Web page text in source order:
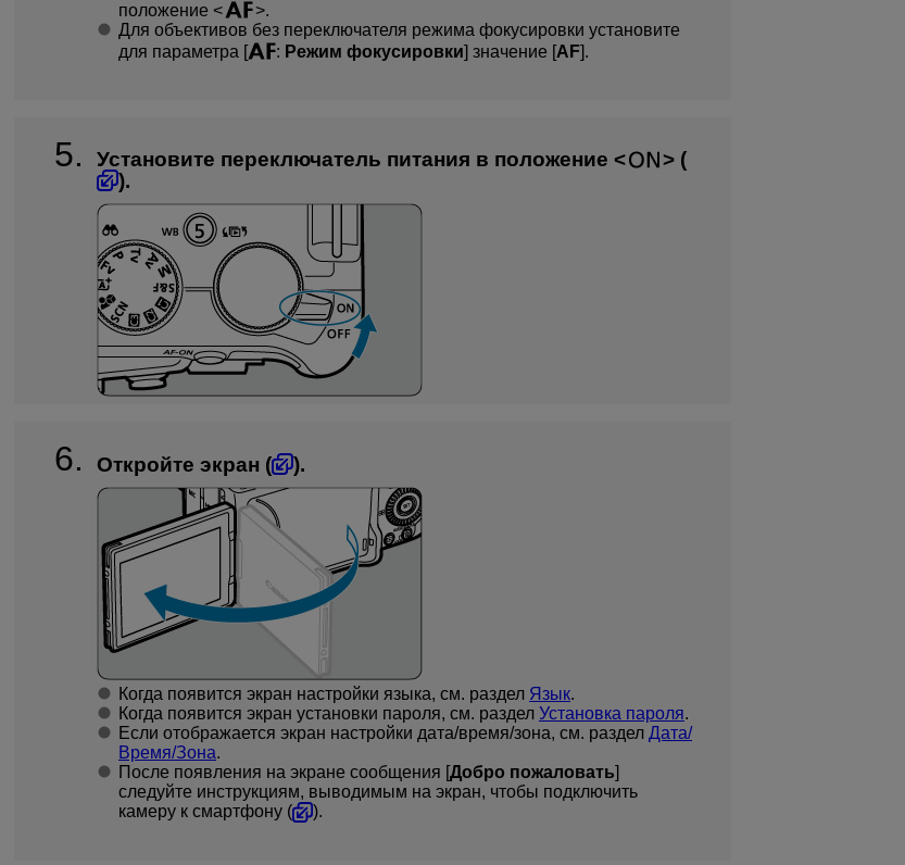
положение
.
Для объективов без переключателя режима фокусировки установите
для параметра [
: Режим фокусировки] значение [AF].
Установите переключатель питания в положение
(
).
Откройте экран ( ).
Когда появится экран настройки языка, см. раздел Язык.
Когда появится экран установки пароля, см. раздел Установка пароля.
Если отображается экран настройки дата/время/зона, см. раздел Дата/
Время/Зона.
После появления на экране сообщения [Добро пожаловать]
следуйте инструкциям, выводимым на экран, чтобы подключить
камеру к смартфону (
).